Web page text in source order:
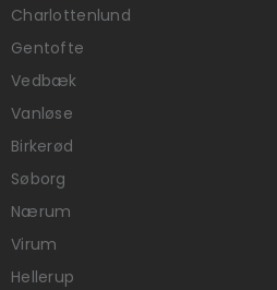
Charlottenlund
Gentofte
Vedbæk
Vanløse
Birkerød
Søborg
Nærum
Virum
Hellerup